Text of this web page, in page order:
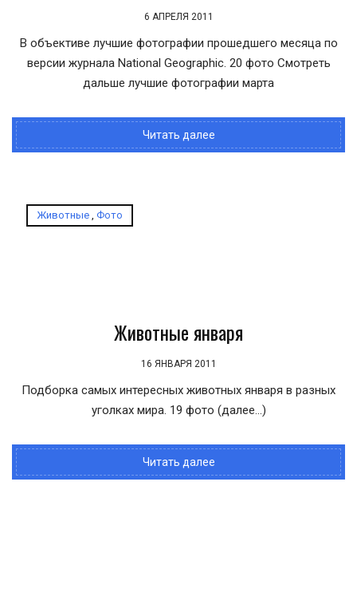
6 АПРЕЛЯ 2011
В объективе лучшие фотографии прошедшего месяца по
версии журнала National Geographic. 20 фото Смотреть
дальше лучшие фотографии марта
Читать далее
Животные , Фото
Животные января
16 ЯНВАРЯ 2011
Подборка самых интересных животных января в разных
уголках мира. 19 фото (далее…)
Читать далее